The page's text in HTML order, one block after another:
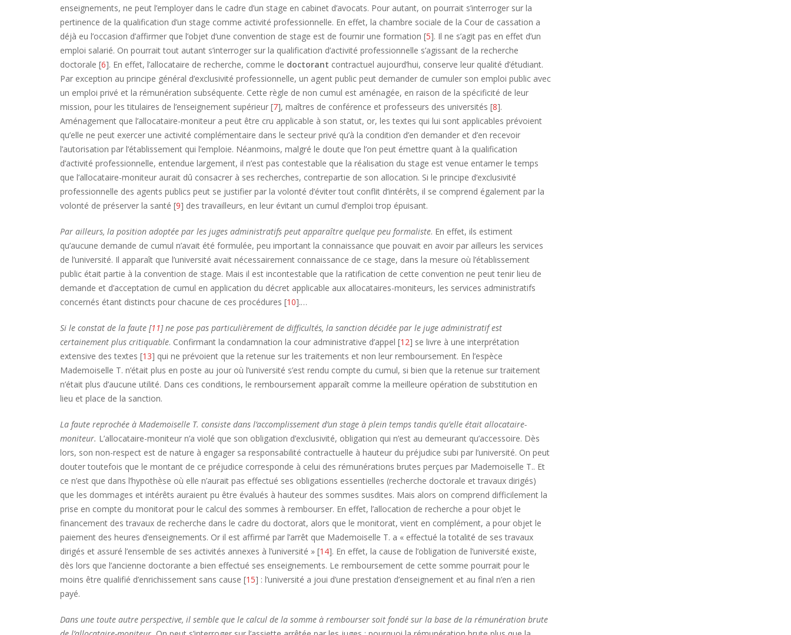
enseignements, ne peut l’employer dans le cadre d’un stage en cabinet d’avocats. Pour autant, on pourrait s’interroger sur la
pertinence de la qualification d’un stage comme activité professionnelle. En effet, la chambre sociale de la Cour de cassation a
déjà eu l’occasion d’affirmer que l’objet d’une convention de stage est de fournir une formation [5]. Il ne s’agit pas en effet d’un
emploi salarié. On pourrait tout autant s’interroger sur la qualification d’activité professionnelle s’agissant de la recherche
doctorale [6]. En effet, l’allocataire de recherche, comme le doctorant contractuel aujourd’hui, conserve leur qualité d’étudiant.
Par exception au principe général d’exclusivité professionnelle, un agent public peut demander de cumuler son emploi public avec
un emploi privé et la rémunération subséquente. Cette règle de non cumul est aménagée, en raison de la spécificité de leur
mission, pour les titulaires de l’enseignement supérieur [7], maîtres de conférence et professeurs des universités [8].
Aménagement que l’allocataire-moniteur a peut être cru applicable à son statut, or, les textes qui lui sont applicables prévoient
qu’elle ne peut exercer une activité complémentaire dans le secteur privé qu’à la condition d’en demander et d’en recevoir
l’autorisation par l’établissement qui l’emploie. Néanmoins, malgré le doute que l’on peut émettre quant à la qualification
d’activité professionnelle, entendue largement, il n’est pas contestable que la réalisation du stage est venue entamer le temps
que l’allocataire-moniteur aurait dû consacrer à ses recherches, contrepartie de son allocation. Si le principe d’exclusivité
professionnelle des agents publics peut se justifier par la volonté d’éviter tout conflit d’intérêts, il se comprend également par la
volonté de préserver la santé [9] des travailleurs, en leur évitant un cumul d’emploi trop épuisant.
Par ailleurs, la position adoptée par les juges administratifs peut apparaître quelque peu formaliste. En effet, ils estiment
qu’aucune demande de cumul n’avait été formulée, peu important la connaissance que pouvait en avoir par ailleurs les services
de l’université. Il apparaît que l’université avait nécessairement connaissance de ce stage, dans la mesure où l’établissement
public était partie à la convention de stage. Mais il est incontestable que la ratification de cette convention ne peut tenir lieu de
demande et d’acceptation de cumul en application du décret applicable aux allocataires-moniteurs, les services administratifs
concernés étant distincts pour chacune de ces procédures [10].…
Si le constat de la faute [11] ne pose pas particulièrement de difficultés, la sanction décidée par le juge administratif est
certainement plus critiquable. Confirmant la condamnation la cour administrative d’appel [12] se livre à une interprétation
extensive des textes [13] qui ne prévoient que la retenue sur les traitements et non leur remboursement. En l’espèce
Mademoiselle T. n’était plus en poste au jour où l’université s’est rendu compte du cumul, si bien que la retenue sur traitement
n’était plus d’aucune utilité. Dans ces conditions, le remboursement apparaît comme la meilleure opération de substitution en
lieu et place de la sanction.
La faute reprochée à Mademoiselle T. consiste dans l’accomplissement d’un stage à plein temps tandis qu’elle était allocataire-
moniteur. L’allocataire-moniteur n’a violé que son obligation d’exclusivité, obligation qui n’est au demeurant qu’accessoire. Dès
lors, son non-respect est de nature à engager sa responsabilité contractuelle à hauteur du préjudice subi par l’université. On peut
douter toutefois que le montant de ce préjudice corresponde à celui des rémunérations brutes perçues par Mademoiselle T.. Et
ce n’est que dans l’hypothèse où elle n’aurait pas effectué ses obligations essentielles (recherche doctorale et travaux dirigés)
que les dommages et intérêts auraient pu être évalués à hauteur des sommes susdites. Mais alors on comprend difficilement la
prise en compte du monitorat pour le calcul des sommes à rembourser. En effet, l’allocation de recherche a pour objet le
financement des travaux de recherche dans le cadre du doctorat, alors que le monitorat, vient en complément, a pour objet le
paiement des heures d’enseignements. Or il est affirmé par l’arrêt que Mademoiselle T. a « effectué la totalité de ses travaux
dirigés et assuré l’ensemble de ses activités annexes à l’université » [14]. En effet, la cause de l’obligation de l’université existe,
dès lors que l’ancienne doctorante a bien effectué ses enseignements. Le remboursement de cette somme pourrait pour le
moins être qualifié d’enrichissement sans cause [15] : l’université a joui d’une prestation d’enseignement et au final n’en a rien
payé.
Dans une toute autre perspective, il semble que le calcul de la somme à rembourser soit fondé sur la base de la rémunération brute